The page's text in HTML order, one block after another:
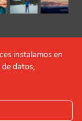
instalamos en
datos,